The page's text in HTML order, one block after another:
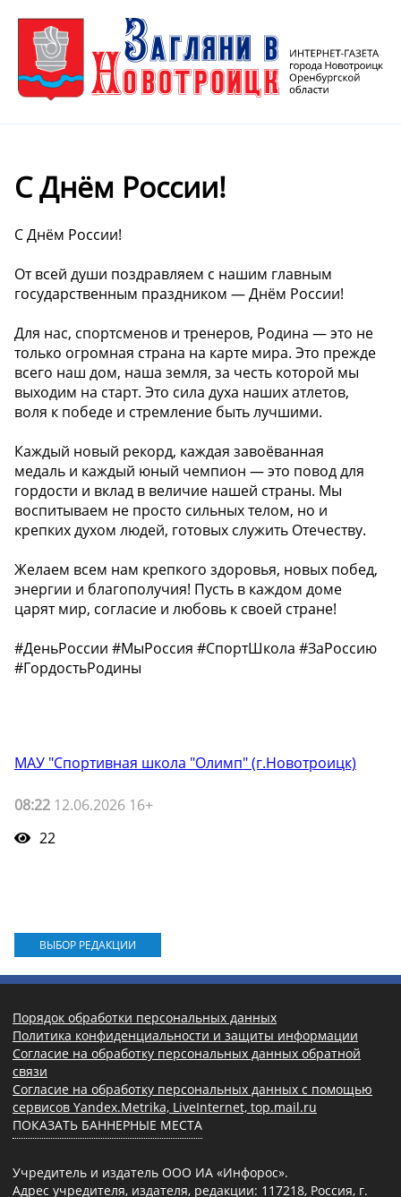
С Днём России!
С Днём России!
От всей души поздравляем с нашим главным
государственным праздником — Днём России!
Для нас, спортсменов и тренеров, Родина — это не
только огромная страна на карте мира. Это прежде
всего наш дом, наша земля, за честь которой мы
выходим на старт. Это сила духа наших атлетов,
воля к победе и стремление быть лучшими.
Каждый новый рекорд, каждая завоёванная
медаль и каждый юный чемпион — это повод для
гордости и вклад в величие нашей страны. Мы
воспитываем не просто сильных телом, но и
крепких духом людей, готовых служить Отечеству.
Желаем всем нам крепкого здоровья, новых побед,
энергии и благополучия! Пусть в каждом доме
царят мир, согласие и любовь к своей стране!
#ДеньРоссии #МыРоссия #СпортШкола #ЗаРоссию
#ГордостьРодины
МАУ "Спортивная школа "Олимп" (г.Новотроицк)
08:22 12.06.2026 16+
22
ВЫБОР РЕДАКЦИИ
Порядок обработки персональных данных
Политика конфиденциальности и защиты информации
Согласие на обработку персональных данных обратной
связи
Согласие на обработку персональных данных с помощью
сервисов Yandex.Metrika, LiveInternet, top.mail.ru
ПОКАЗАТЬ БАННЕРНЫЕ МЕСТА
Учредитель и издатель ООО ИА «Инфорос».
Адрес учредителя, издателя, редакции: 117218, Россия, г.